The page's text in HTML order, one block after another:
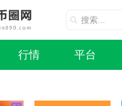
行情 平台